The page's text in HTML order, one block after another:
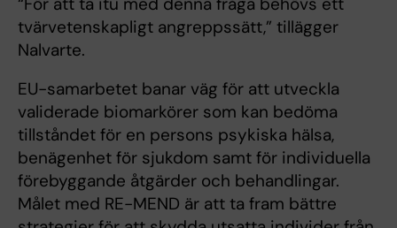
tvärvetenskapligt angreppssätt,” tillägger
Nalvarte.
EU-samarbetet banar väg för att utveckla
validerade biomarkörer som kan bedöma
tillståndet för en persons psykiska hälsa,
benägenhet för sjukdom samt för individuella
förebyggande åtgärder och behandlingar.
Målet med RE-MEND är att ta fram bättre